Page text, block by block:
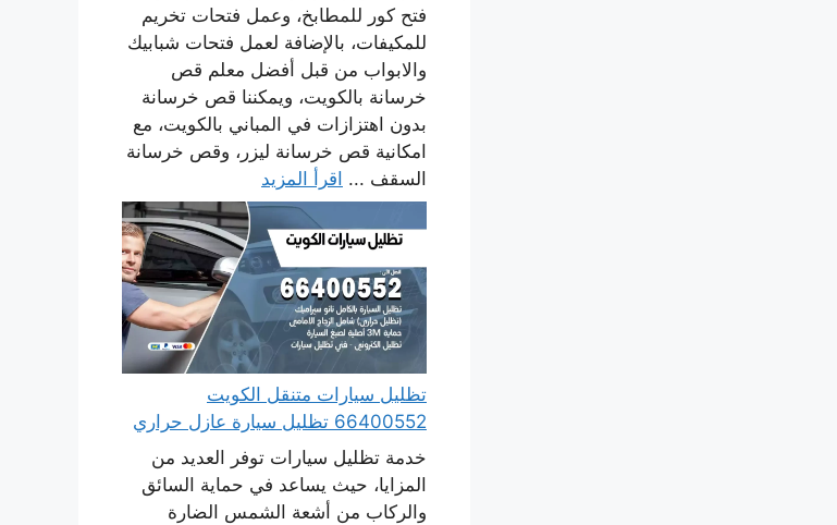
فتح كور للمطابخ، وعمل فتحات تخريم
للمكيفات، بالإضافة لعمل فتحات شبابيك
والابواب من قبل أفضل معلم قص
خرسانة بالكويت، ويمكننا قص خرسانة
بدون اهتزازات في المباني بالكويت، مع
امكانية قص خرسانة ليزر، وقص خرسانة
السقف ... اقرأ المزيد
تظليل سيارات متنقل الكويت
66400552 تظليل سيارة عازل حراري
خدمة تظليل سيارات توفر العديد من
المزايا، حيث يساعد في حماية السائق
والركاب من أشعة الشمس الضارة